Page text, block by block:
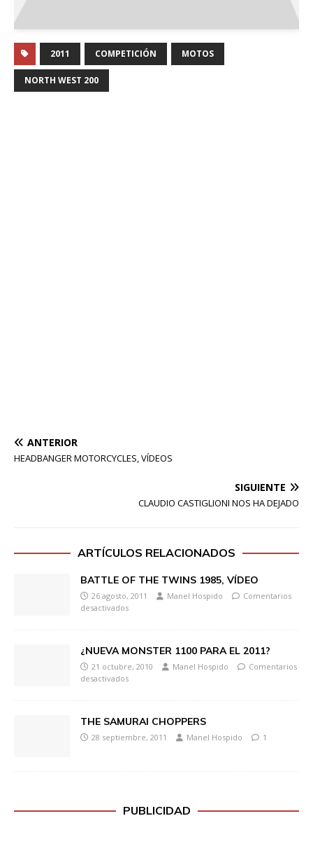
2011 COMPETICIÓN MOTOS
NORTH WEST 200
ANTERIOR
HEADBANGER MOTORCYCLES, VÍDEOS
SIGUIENTE
CLAUDIO CASTIGLIONI NOS HA DEJADO
ARTÍCULOS RELACIONADOS
BATTLE OF THE TWINS 1985, VÍDEO
26 agosto, 2011 Manel Hospido
Comentarios
desactivados
¿NUEVA MONSTER 1100 PARA EL 2011?
21 octubre, 2010 Manel Hospido
Comentarios
desactivados
THE SAMURAI CHOPPERS
28 septiembre, 2011 Manel Hospido 1
PUBLICIDAD